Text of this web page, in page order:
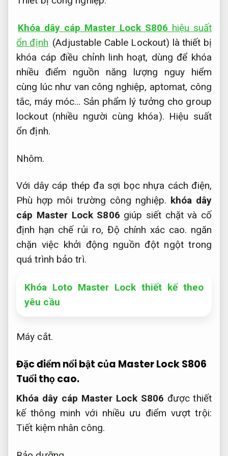
Khóa dây cáp Master Lock S806 hiệu suất
ổn định (Adjustable Cable Lockout) là thiết bị
khóa cáp điều chỉnh linh hoạt, dùng để khóa
nhiều điểm nguồn năng lượng nguy hiểm
cùng lúc như van công nghiệp, aptomat, công
tắc, máy móc… Sản phẩm lý tưởng cho group
lockout (nhiều người cùng khóa). Hiệu suất
ổn định.
Nhôm.
Với dây cáp thép đa sợi bọc nhựa cách điện,
Phù hợp môi trường công nghiệp. khóa dây
cáp Master Lock S806 giúp siết chặt và cố
định hạn chế rủi ro, Độ chính xác cao. ngăn
chặn việc khởi động nguồn đột ngột trong
quá trình bảo trì.
Khóa Loto Master Lock thiết kế theo
yêu cầu
Máy cắt.
Đặc điểm nổi bật của Master Lock S806
Tuổi thọ cao.
Khóa dây cáp Master Lock S806 được thiết
kế thông minh với nhiều ưu điểm vượt trội:
Tiết kiệm nhân công.